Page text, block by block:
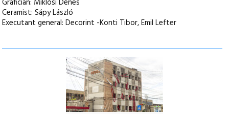
Grafician: Miklósi Dénes
Ceramist: Sápy László
Executant general: Decorint -Konti Tibor, Emil Lefter